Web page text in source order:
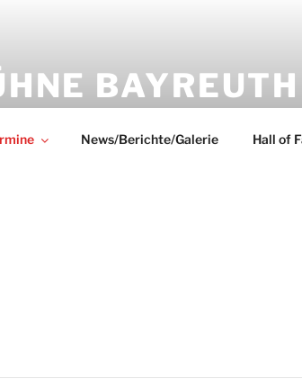
BAYREUTH
News/Berichte/Galerie Hall of